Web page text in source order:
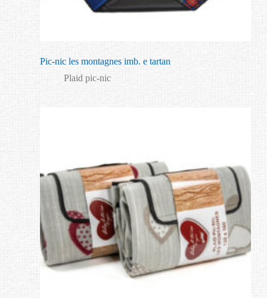
Pic-nic les montagnes imb. e tartan
Plaid pic-nic